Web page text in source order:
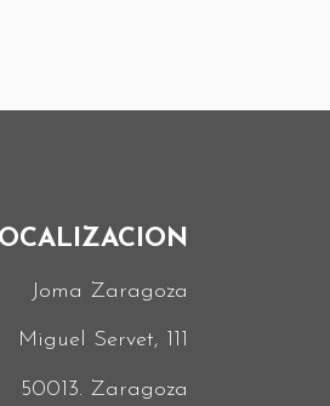
Joma Zaragoza
Miguel Servet, 111
50013. Zaragoza